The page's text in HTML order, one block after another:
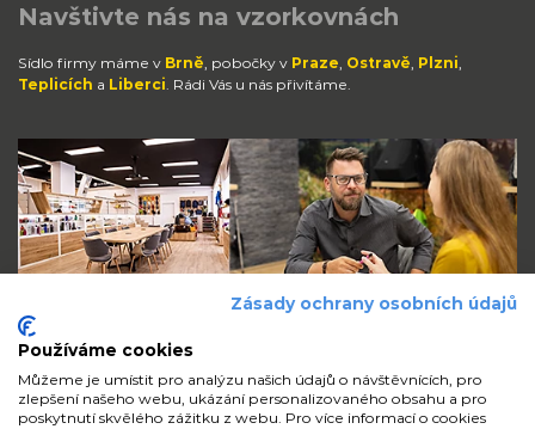
Navštivte nás na vzorkovnách
Sídlo firmy máme v Brně , pobočky v Praze Ostravě Plzni
Teplicích a Liberci . Rádi Vás u nás přivítáme.
Zůstaňte s námi v kontaktu
Zásady ochrany osobních údajů
Používáme cookies
Můžeme je umístit pro analýzu našich údajů o návštěvnících, pro
zlepšení našeho webu, ukázání personalizovaného obsahu a pro
poskytnutí skvělého zážitku z webu. Pro více informací o cookies